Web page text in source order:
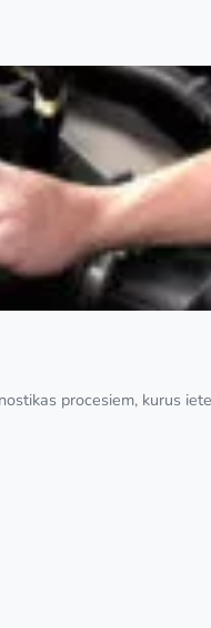
procesiem, kurus